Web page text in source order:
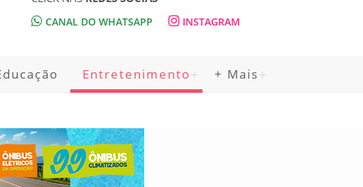
CANAL DO WHATSAPP INSTAGRAM
Entretenimento + Mais